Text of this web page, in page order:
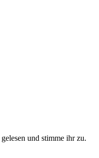
gelesen und stimme ihr zu.